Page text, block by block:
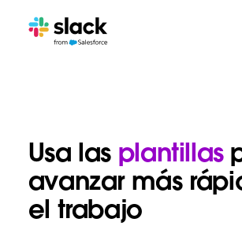
Usa las plantillas
avanzar más
el trabajo